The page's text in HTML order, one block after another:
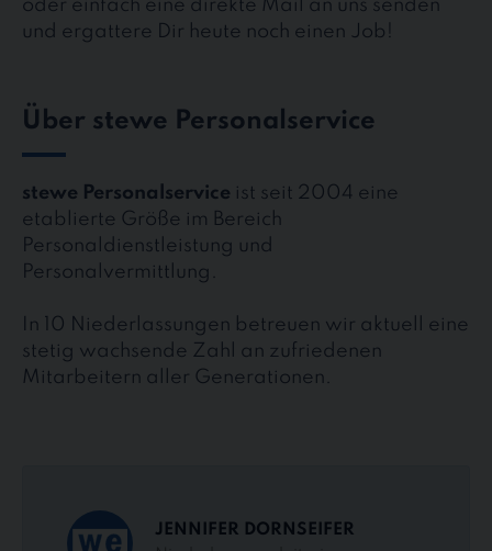
oder einfach eine direkte Mail an uns senden
und ergattere Dir heute noch einen Job!
Über stewe Personalservice
stewe Personalservice ist seit 2004 eine
etablierte Größe im Bereich
Personaldienstleistung und
Personalvermittlung.
In 10 Niederlassungen betreuen wir aktuell eine
stetig wachsende Zahl an zufriedenen
Mitarbeitern aller Generationen.
JENNIFER DORNSEIFER